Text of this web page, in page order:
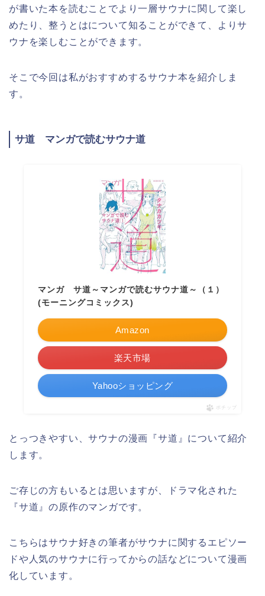
が書いた本を読むことでより一層サウナに関して楽し
めたり、整うとはについて知ることができて、よりサ
ウナを楽しむことができます。
そこで今回は私がおすすめするサウナ本を紹介しま
す。
サ道 マンガで読むサウナ道
マンガ サ道～マンガで読むサウナ道～（１）
(モーニングコミックス)
Amazon
楽天市場
Yahooショッピング
ポチップ
とっつきやすい、サウナの漫画『サ道』について紹介
します。
ご存じの方もいるとは思いますが、ドラマ化された
『サ道』の原作のマンガです。
こちらはサウナ好きの筆者がサウナに関するエピソー
ドや人気のサウナに行ってからの話などについて漫画
化しています。